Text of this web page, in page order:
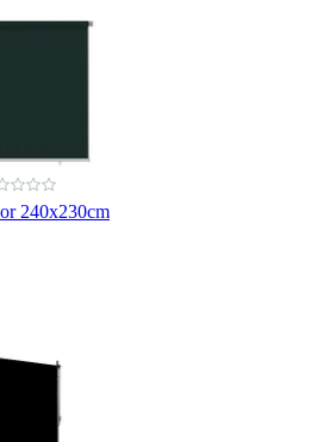
240x230cm